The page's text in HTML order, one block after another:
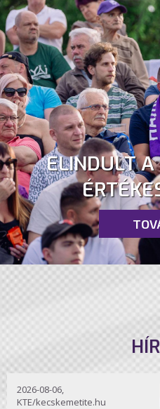
ELINDULT A
2026-08-06,
KTE/kecskemetite.hu